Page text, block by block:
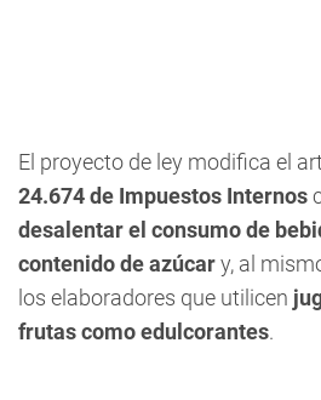
El proyecto de ley modifica el
24.674 de Impuestos Internos
desalentar el consumo de
contenido de azúcary, al
los elaboradores que utilicen
frutas como edulcorantes.